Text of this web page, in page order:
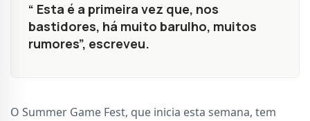
“ Esta é a primeira vez que, nos
bastidores, há muito barulho, muitos
rumores”, escreveu.
O Summer Game Fest, que inicia esta semana, tem